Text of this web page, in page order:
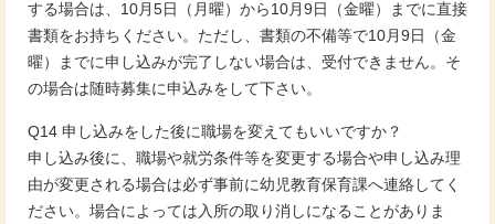
する場合は、10月5日（月曜）から10月9日（金曜）までに直接
書類をお持ちください。ただし、書類の不備等で10月9日（金
曜）までに申し込みが完了しない場合は、受付できません。そ
の場合は随時募集に申込みをして下さい。
Q14 申し込みをした後に職場を変えてもいいですか？
申し込み後に、職場や就労条件等を変更する場合や申し込み理
由が変更される場合は必ず事前に幼児教育保育課へ連絡してく
ださい。場合によっては入所の取り消しになることがありま